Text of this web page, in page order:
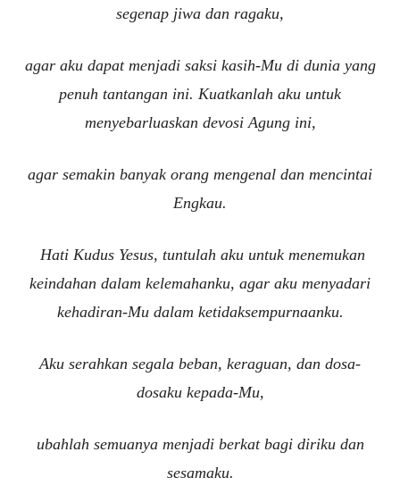
segenap jiwa dan ragaku,
agar aku dapat menjadi saksi kasih-Mu di dunia yang
penuh tantangan ini. Kuatkanlah aku untuk
menyebarluaskan devosi Agung ini,
agar semakin banyak orang mengenal dan mencintai
Engkau.
Hati Kudus Yesus, tuntulah aku untuk menemukan
keindahan dalam kelemahanku, agar aku menyadari
kehadiran-Mu dalam ketidaksempurnaanku.
Aku serahkan segala beban, keraguan, dan dosa-
dosaku kepada-Mu,
ubahlah semuanya menjadi berkat bagi diriku dan
sesamaku.